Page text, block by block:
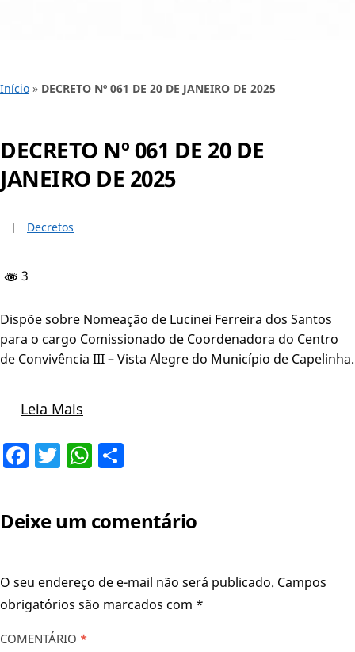
Início » DECRETO Nº 061 DE 20 DE JANEIRO DE 2025
DECRETO Nº 061 DE 20 DE
JANEIRO DE 2025
Decretos
3
Dispõe sobre Nomeação de Lucinei Ferreira dos Santos
para o cargo Comissionado de Coordenadora do Centro
de Convivência III – Vista Alegre do Município de Capelinha.
Leia Mais
Facebook
TwitterWhatsApp
Deixe um comentário
O seu endereço de e-mail não será publicado. Campos
obrigatórios são marcados com *
COMENTÁRIO *